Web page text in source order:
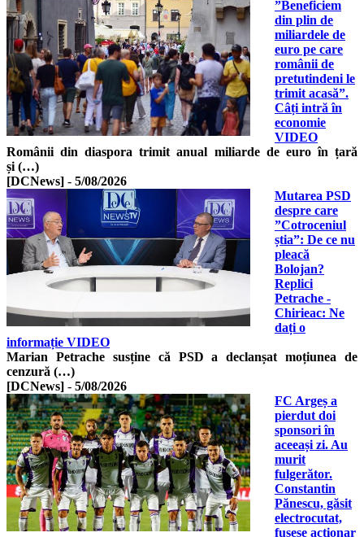
”Beneficiem
din plin de
miliardele de
euro pe care
românii de
pretutindeni le
trimit acasă”.
Câți intră în
economie
VIDEO
Românii din diaspora trimit anual miliarde de euro în țară
și (…)
[DCNews] - 5/08/2026
Mutarea PSD
despre care
”Cotroceniul
știa”: De ce nu
pleacă
Bolojan?
Replici
Petrache -
Chirieac: Ne
dați o
informație VIDEO
Marian Petrache susține că PSD a declanșat moțiunea de
cenzură (…)
[DCNews] - 5/08/2026
FC Argeș a
pierdut doi
sponsori în
aceeași zi. Au
murit
fulgerător.
Constantin
Pănescu, găsit
electrocutat,
fusese acționar